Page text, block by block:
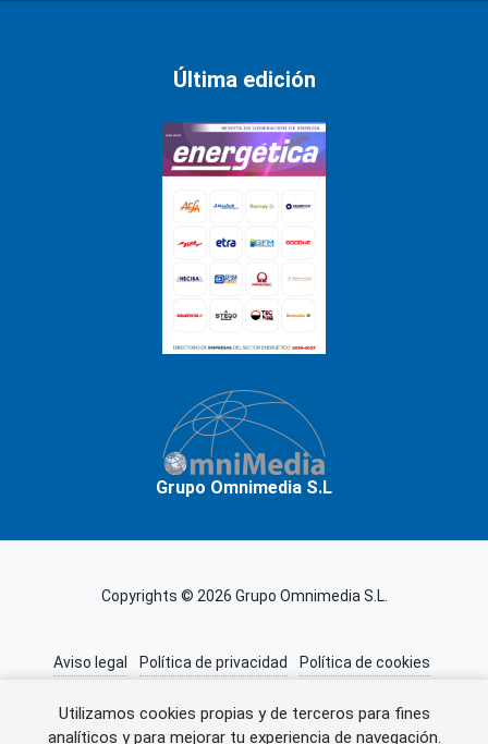
Utilizamos cookies propias y de terceros para fines
analíticos y para mejorar tu experiencia de navegación.
Última edición
Grupo Omnimedia S.L
Copyrights © 2026 Grupo Omnimedia S.L.
Aviso legal Política de privacidad
Política de cookies